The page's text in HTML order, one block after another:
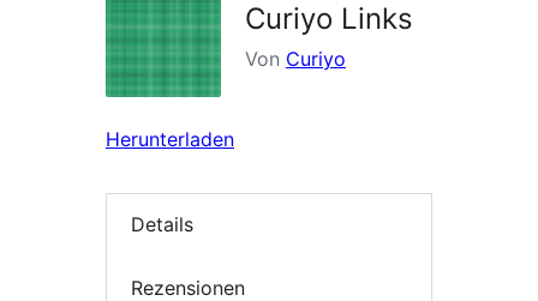
Curiyo Links
Von Curiyo
Herunterladen
Details
Rezensionen